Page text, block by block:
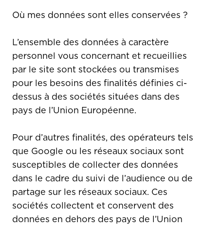
Où mes données sont elles conservées ?
L’ensemble des données à caractère
personnel vous concernant et recueillies
par le site sont stockées ou transmises
pour les besoins des finalités définies ci-
dessus à des sociétés situées dans des
pays de l’Union Européenne.
Pour d’autres finalités, des opérateurs tels
que Google ou les réseaux sociaux sont
susceptibles de collecter des données
dans le cadre du suivi de l’audience ou de
partage sur les réseaux sociaux. Ces
sociétés collectent et conservent des
données en dehors des pays de l’Union